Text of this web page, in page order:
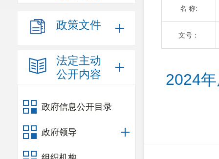
政策文件
法定主动
公开内容
政府信息公开目录
政府领导
名 称:
文号：
2024